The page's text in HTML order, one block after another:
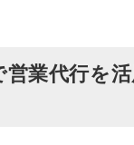
自社に合う建設
伸ばそう
営業代行を